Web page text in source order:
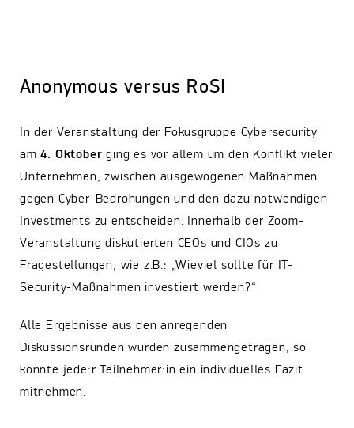
Anonymous versus RoSI
In der Veranstaltung der Fokusgruppe Cybersecurity
am4. Oktober ging es vor allem um den Konflikt vieler
Unternehmen, zwischen ausgewogenen Maßnahmen
gegen Cyber-Bedrohungen und den dazu notwendigen
Investments zu entscheiden. Innerhalb der Zoom-
Veranstaltung diskutierten CEOs und CIOs zu
Fragestellungen, wie z.B.: „Wieviel sollte für IT-
Security-Maßnahmen investiert werden?“
Alle Ergebnisse aus den anregenden
Diskussionsrunden wurden zusammengetragen, so
konnte jede:r Teilnehmer:in ein individuelles Fazit
mitnehmen.